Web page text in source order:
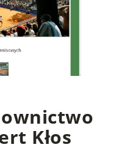
Kłos